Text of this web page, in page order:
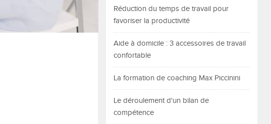
Réduction du temps de travail pour
favoriser la productivité
Aide à domicile : 3 accessoires de travail
confortable
La formation de coaching Max Piccinini
Le déroulement d'un bilan de
compétence